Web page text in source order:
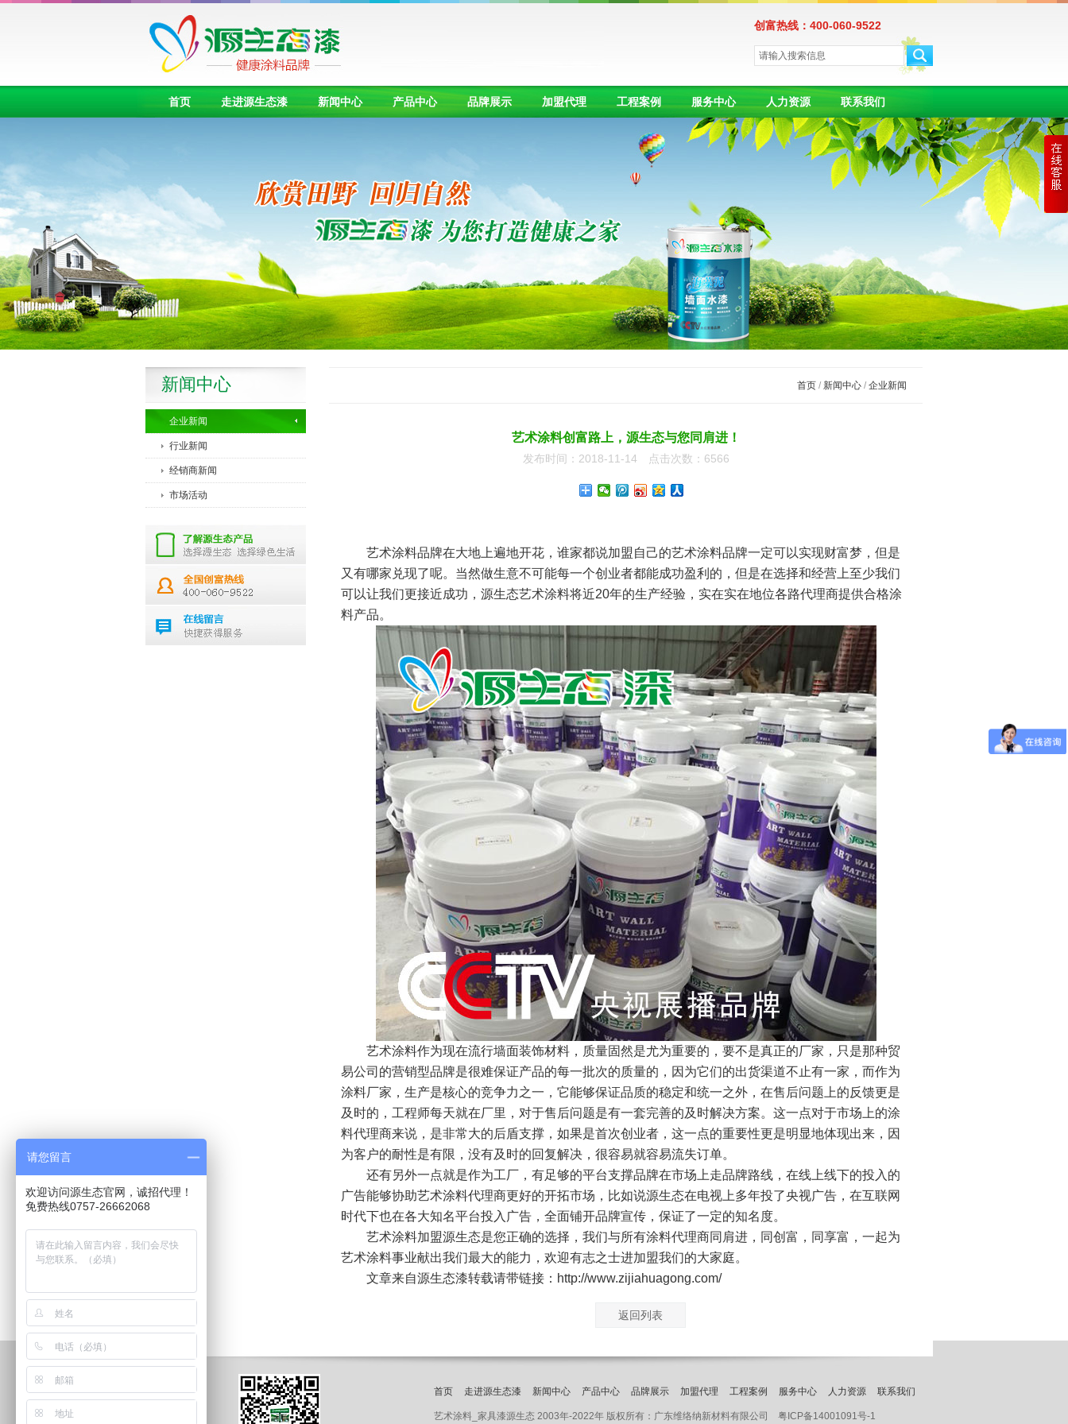
创富热线：400-060-9522
首页 走进源生态漆 新闻中心 产品中心 品牌展示 加盟代理 工程案例 服务中心 人力资源 联系我们
新闻中心
企业新闻
行业新闻
经销商新闻
市场活动
首页 / 新闻中心 / 企业新闻
艺术涂料创富路上，源生态与您同肩进！
发布时间：2018-11-14 点击次数：6566
艺术涂料品牌在大地上遍地开花，谁家都说加盟自己的艺术涂料品牌一定可以实现财富梦，但是
又有哪家兑现了呢。当然做生意不可能每一个创业者都能成功盈利的，但是在选择和经营上至少我们
可以让我们更接近成功，源生态艺术涂料将近20年的生产经验，实在实在地位各路代理商提供合格涂
料产品。
艺术涂料作为现在流行墙面装饰材料，质量固然是尤为重要的，要不是真正的厂家，只是那种贸
易公司的营销型品牌是很难保证产品的每一批次的质量的，因为它们的出货渠道不止有一家，而作为
涂料厂家，生产是核心的竞争力之一，它能够保证品质的稳定和统一之外，在售后问题上的反馈更是
及时的，工程师每天就在厂里，对于售后问题是有一套完善的及时解决方案。这一点对于市场上的涂
料代理商来说，是非常大的后盾支撑，如果是首次创业者，这一点的重要性更是明显地体现出来，因
为客户的耐性是有限，没有及时的回复解决，很容易就容易流失订单。
还有另外一点就是作为工厂，有足够的平台支撑品牌在市场上走品牌路线，在线上线下的投入的
广告能够协助艺术涂料代理商更好的开拓市场，比如说源生态在电视上多年投了央视广告，在互联网
时代下也在各大知名平台投入广告，全面铺开品牌宣传，保证了一定的知名度。
艺术涂料加盟源生态是您正确的选择，我们与所有涂料代理商同肩进，同创富，同享富，一起为
艺术涂料事业献出我们最大的能力，欢迎有志之士进加盟我们的大家庭。
文章来自源生态漆转载请带链接：http://www.zijiahuagong.com/
返回列表
首页 走进源生态漆 新闻中心 产品中心 品牌展示 加盟代理 工程案例 服务中心 人力资源 联系我们
艺术涂料_家具漆源生态 2003年-2022年 版权所有：广东维络纳新材料有限公司 粤ICP备14001091号-1
请您留言
欢迎访问源生态官网，诚招代理！
免费热线0757-26662068